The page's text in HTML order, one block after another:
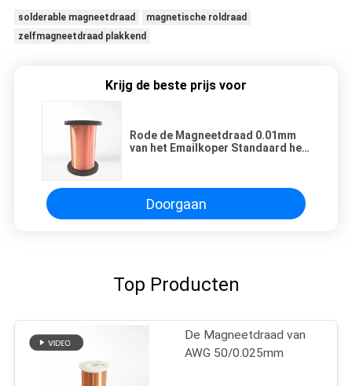
solderable magneetdraad
magnetische roldraad
zelfmagneetdraad plakkend
Krijg de beste prijs voor
Rode de Magneetdraad 0.01mm
van het Emailkoper Standaard het
Doorgaan
Top Producten
De Magneetdraad van
AWG 50/0.025mm